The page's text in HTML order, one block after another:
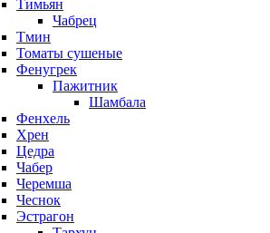
Тимьян
Чабрец
Тмин
Томаты сушеные
Фенугрек
Пажитник
Шамбала
Фенхель
Хрен
Цедра
Чабер
Черемша
Чеснок
Эстрагон